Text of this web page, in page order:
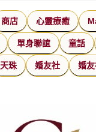
商店 心靈療癒
單身聯誼 童話
天珠 婚友社 婚